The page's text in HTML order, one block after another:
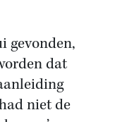
gevonden,
dat
niet de